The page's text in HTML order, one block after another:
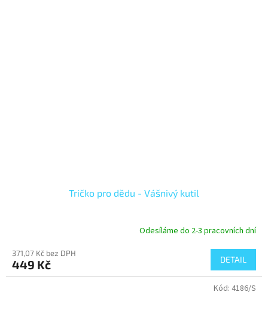
Tričko pro dědu - Vášnivý kutil
Odesíláme do 2-3 pracovních dní
371,07 Kč bez DPH
449 Kč DETAIL
Kód: 4186/S